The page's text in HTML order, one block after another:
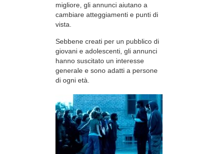
migliore, gli annunci aiutano a
cambiare atteggiamenti e punti di
vista.
Sebbene creati per un pubblico di
giovani e adolescenti, gli annunci
hanno suscitato un interesse
generale e sono adatti a persone
di ogni età.